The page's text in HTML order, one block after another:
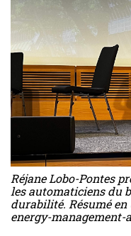
Réjane Lobo-Pontes
les automaticiens du
durabilité. Résumé
energy-management-